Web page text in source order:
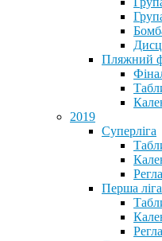
Пляжний
2019
Суперліга
Перша ліга